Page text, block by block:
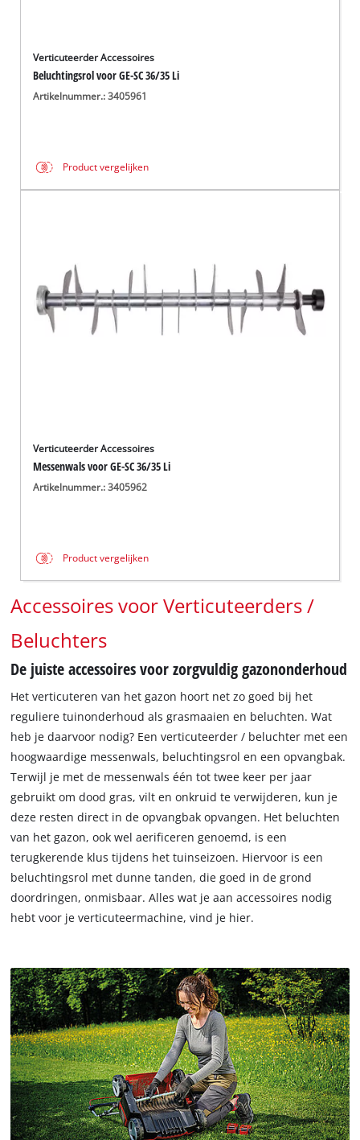
Verticuteerder Accessoires
Beluchtingsrol voor GE-SC 36/35 Li
Artikelnummer.: 3405961
Product vergelijken
Verticuteerder Accessoires
Messenwals voor GE-SC 36/35 Li
Artikelnummer.: 3405962
Product vergelijken
Accessoires voor Verticuteerders /
Beluchters
De juiste accessoires voor zorgvuldig gazononderhoud
Het verticuteren van het gazon hoort net zo goed bij het
reguliere tuinonderhoud als grasmaaien en beluchten. Wat
heb je daarvoor nodig? Een verticuteerder / beluchter met een
hoogwaardige messenwals, beluchtingsrol en een opvangbak.
Terwijl je met de messenwals één tot twee keer per jaar
gebruikt om dood gras, vilt en onkruid te verwijderen, kun je
deze resten direct in de opvangbak opvangen. Het beluchten
van het gazon, ook wel aerificeren genoemd, is een
terugkerende klus tijdens het tuinseizoen. Hiervoor is een
beluchtingsrol met dunne tanden, die goed in de grond
doordringen, onmisbaar. Alles wat je aan accessoires nodig
hebt voor je verticuteermachine, vind je hier.